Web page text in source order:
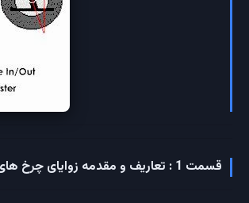
قسمت 1 : تعاریف و مقدمه زوایای چرخ های خودرو